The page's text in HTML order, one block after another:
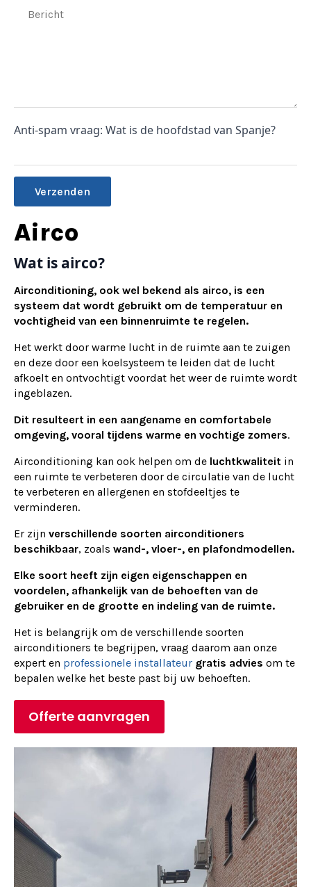
Anti-spam vraag: Wat is de hoofdstad van Spanje?
Alternative:
Airco
Wat is airco?
Airconditioning, ook wel bekend als airco, is een
systeem dat wordt gebruikt om de temperatuur en
vochtigheid van een binnenruimte te regelen.
Het werkt door warme lucht in de ruimte aan te zuigen
en deze door een koelsysteem te leiden dat de lucht
afkoelt en ontvochtigt voordat het weer de ruimte wordt
ingeblazen.
Dit resulteert in een aangename en comfortabele
omgeving, vooral tijdens warme en vochtige zomers.
Airconditioning kan ook helpen om de luchtkwaliteit in
een ruimte te verbeteren door de circulatie van de lucht
te verbeteren en allergenen en stofdeeltjes te
verminderen.
Er zijn verschillende soorten airconditioners
beschikbaar, zoals wand-, vloer-, en plafondmodellen.
Elke soort heeft zijn eigen eigenschappen en
voordelen, afhankelijk van de behoeften van de
gebruiker en de grootte en indeling van de ruimte.
Het is belangrijk om de verschillende soorten
airconditioners te begrijpen, vraag daarom aan onze
expert en professionele installateur gratis advies om te
bepalen welke het beste past bij uw behoeften.
Offerte aanvragen